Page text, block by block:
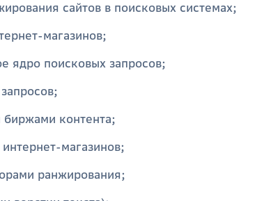
сайтов в поисковых системах;
магазинов;
ядро поисковых запросов;
биржами контента;
магазинов;
ранжирования;